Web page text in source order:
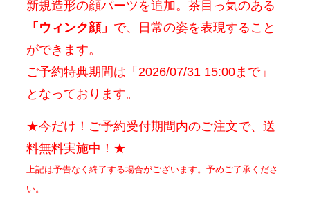
新規造形の顔パーツを追加。茶目っ気のある
「ウィンク顔」 で、日常の姿を表現すること
ができます。
ご予約特典期間は「2026/07/31 15:00まで」
となっております。
★今だけ！ご予約受付期間内のご注文で、送
料無料実施中！★
上記は予告なく終了する場合がございます。予めご了承くださ
い。